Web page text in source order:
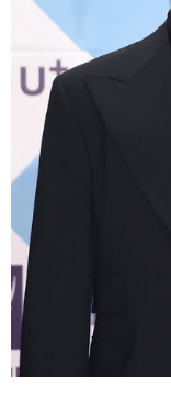
新华电视中文